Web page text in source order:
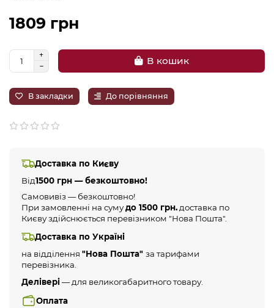
1809 грн
В кошик
В закладки До порівняння
Доставка по Києву
Від1500 грн — безкоштовно!
Самовивіз — безкоштовно!
При замовленні на сумудо 1500 грн. доставка по
Києву здійснюється перевізником "Нова Пошта".
Доставка по Україні
на відділення "Нова Пошта" за тарифами
перевізника.
Делівері— для великогабаритного товару.
Оплата